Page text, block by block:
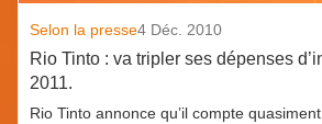
Selon la presse4 Déc. 2010
Rio Tinto : va tripler ses dépenses
2011.
Rio Tinto annonce qu’il compte